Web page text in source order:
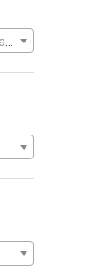
Dowolne Kamienie dodatkowe